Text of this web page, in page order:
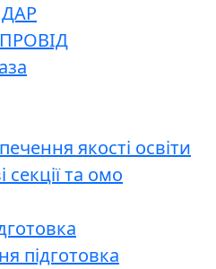
якості освіти
секції та омо
підготовка